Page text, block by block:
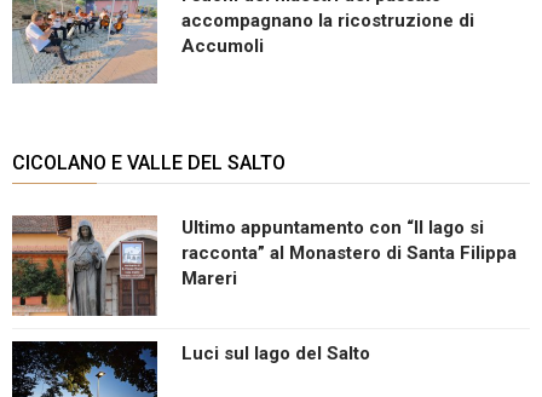
accompagnano la ricostruzione di
Accumoli
CICOLANO E VALLE DEL SALTO
Ultimo appuntamento con “Il lago si
racconta” al Monastero di Santa Filippa
Mareri
Luci sul lago del Salto